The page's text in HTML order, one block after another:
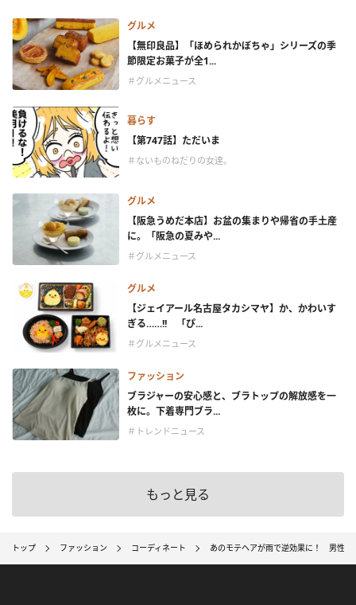
グルメ
【無印良品】「ほめられかぼちゃ」シリーズの季
節限定お菓子が全1...
＃グルメニュース
暮らす
【第747話】ただいま
＃ないものねだりの女達。
グルメ
【阪急うめだ本店】お盆の集まりや帰省の手土産
に。「阪急の夏みや...
＃グルメニュース
グルメ
【ジェイアール名古屋タカシマヤ】か、かわいす
ぎる……!! 「ぴ...
＃グルメニュース
ファッション
ブラジャーの安心感と、ブラトップの解放感を一
枚に。下着専門ブラ...
＃トレンドニュース
もっと見る
トップ ファッション コーディネート あのモテヘアが雨で逆効果に！ 男性が